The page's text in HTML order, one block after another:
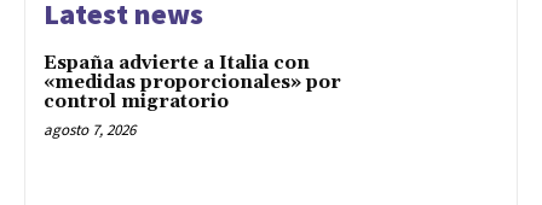
Latest news
España advierte a Italia con
«medidas proporcionales» por
control migratorio
agosto 7, 2026